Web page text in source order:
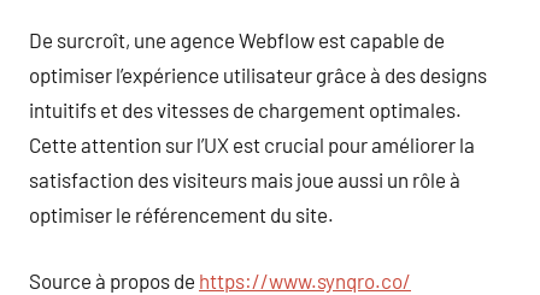
De surcroît, une agence Webflow est capable de
optimiser l’expérience utilisateur grâce à des designs
intuitifs et des vitesses de chargement optimales.
Cette attention sur l’UX est crucial pour améliorer la
satisfaction des visiteurs mais joue aussi un rôle à
optimiser le référencement du site.
Source à propos de https://www.synqro.co/